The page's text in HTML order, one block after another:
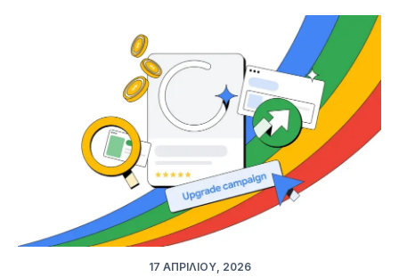
17 ΑΠΡΙΛΊΟΥ, 2026